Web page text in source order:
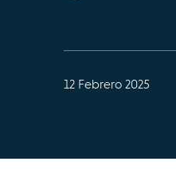
12 Febrero 2025